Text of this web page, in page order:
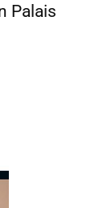
Palais